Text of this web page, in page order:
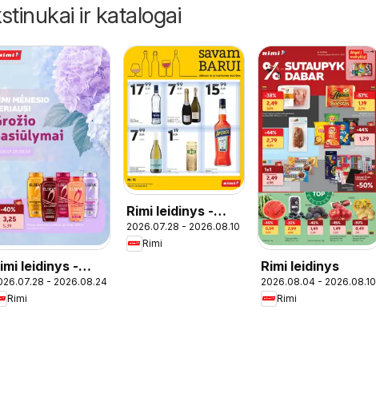
ir katalogai
leidinys -
pasiūlymai
- 2026.08.24
Rimi
Rimi leidinys -
Alkoholinių
gėrimų
2026.07.28 - 2026.08.10
Rimi
Rimi leidinys
2026.08.04 - 2026.08.10
Rimi